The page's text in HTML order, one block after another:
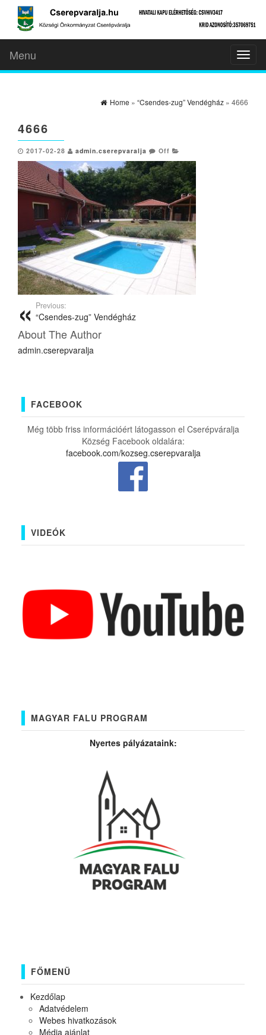
Menu
Home » “Csendes-zug” Vendégház » 4666
4666
2017-02-28 admin.cserepvaralja Off
Previous:
“Csendes-zug” Vendégház
About The Author
admin.cserepvaralja
FACEBOOK
Még több friss információért látogasson el Cserépváralja
Község Facebook oldalára:
facebook.com/kozseg.cserepvaralja
VIDEÓK
MAGYAR FALU PROGRAM
Nyertes pályázataink:
FŐMENÜ
Kezdőlap
Adatvédelem
Webes hivatkozások
Média ajánlat